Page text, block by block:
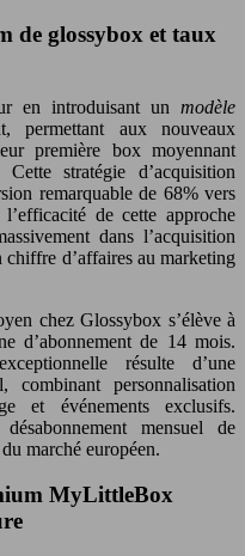
de glossybox et taux
en introduisant un modèle
permettant aux nouveaux
première box moyennant
stratégie d’acquisition
remarquable de 68% vers
de cette approche
dans l’acquisition
chiffre d’affaires au marketing
chez Glossybox s’élève à
d’abonnement de 14 mois.
résulte d’une
combinant personnalisation
et événements exclusifs.
mensuel de
marché européen.
MyLittleBox